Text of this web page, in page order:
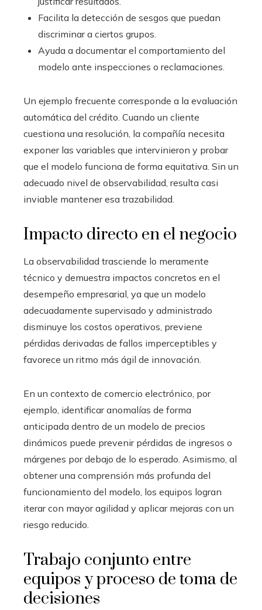
Facilita la detección de sesgos que puedan
discriminar a ciertos grupos.
Ayuda a documentar el comportamiento del
modelo ante inspecciones o reclamaciones.
Un ejemplo frecuente corresponde a la evaluación
automática del crédito. Cuando un cliente
cuestiona una resolución, la compañía necesita
exponer las variables que intervinieron y probar
que el modelo funciona de forma equitativa. Sin un
adecuado nivel de observabilidad, resulta casi
inviable mantener esa trazabilidad.
Impacto directo en el negocio
La observabilidad trasciende lo meramente
técnico y demuestra impactos concretos en el
desempeño empresarial, ya que un modelo
adecuadamente supervisado y administrado
disminuye los costos operativos, previene
pérdidas derivadas de fallos imperceptibles y
favorece un ritmo más ágil de innovación.
En un contexto de comercio electrónico, por
ejemplo, identificar anomalías de forma
anticipada dentro de un modelo de precios
dinámicos puede prevenir pérdidas de ingresos o
márgenes por debajo de lo esperado. Asimismo, al
obtener una comprensión más profunda del
funcionamiento del modelo, los equipos logran
iterar con mayor agilidad y aplicar mejoras con un
riesgo reducido.
Trabajo conjunto entre
equipos y proceso de toma de
decisiones